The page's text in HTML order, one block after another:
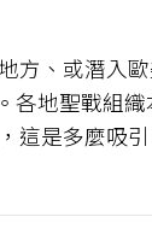
方、或潛入
地聖戰組織
這是多麼吸